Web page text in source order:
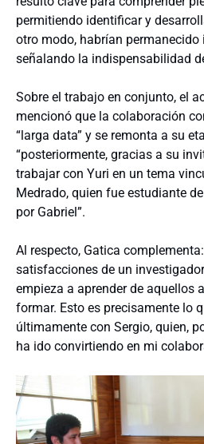
permitiendo identificar y
otro modo, habrían permanecido
señalando la indispensabilidad
Sobre el trabajo en conjunto, el
mencionó que la colaboración
“larga data” y se remonta a su
“posteriormente, gracias a su
trabajar con Yuri en un tema
Medrado, quien fue estudiante
por Gabriel”.
Al respecto, Gatica
satisfacciones de un
empieza a aprender de aquellos
formar. Esto es precisamente lo
últimamente con Sergio, quien,
ha ido convirtiendo en mi